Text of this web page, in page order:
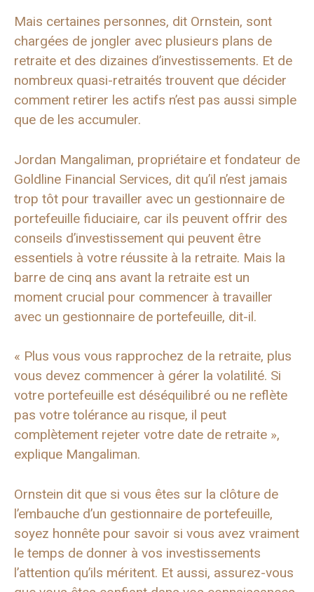
Mais certaines personnes, dit Ornstein, sont
chargées de jongler avec plusieurs plans de
retraite et des dizaines d’investissements. Et de
nombreux quasi-retraités trouvent que décider
comment retirer les actifs n’est pas aussi simple
que de les accumuler.
Jordan Mangaliman, propriétaire et fondateur de
Goldline Financial Services, dit qu’il n’est jamais
trop tôt pour travailler avec un gestionnaire de
portefeuille fiduciaire, car ils peuvent offrir des
conseils d’investissement qui peuvent être
essentiels à votre réussite à la retraite. Mais la
barre de cinq ans avant la retraite est un
moment crucial pour commencer à travailler
avec un gestionnaire de portefeuille, dit-il.
« Plus vous vous rapprochez de la retraite, plus
vous devez commencer à gérer la volatilité. Si
votre portefeuille est déséquilibré ou ne reflète
pas votre tolérance au risque, il peut
complètement rejeter votre date de retraite »,
explique Mangaliman.
Ornstein dit que si vous êtes sur la clôture de
l’embauche d’un gestionnaire de portefeuille,
soyez honnête pour savoir si vous avez vraiment
le temps de donner à vos investissements
l’attention qu’ils méritent. Et aussi, assurez-vous